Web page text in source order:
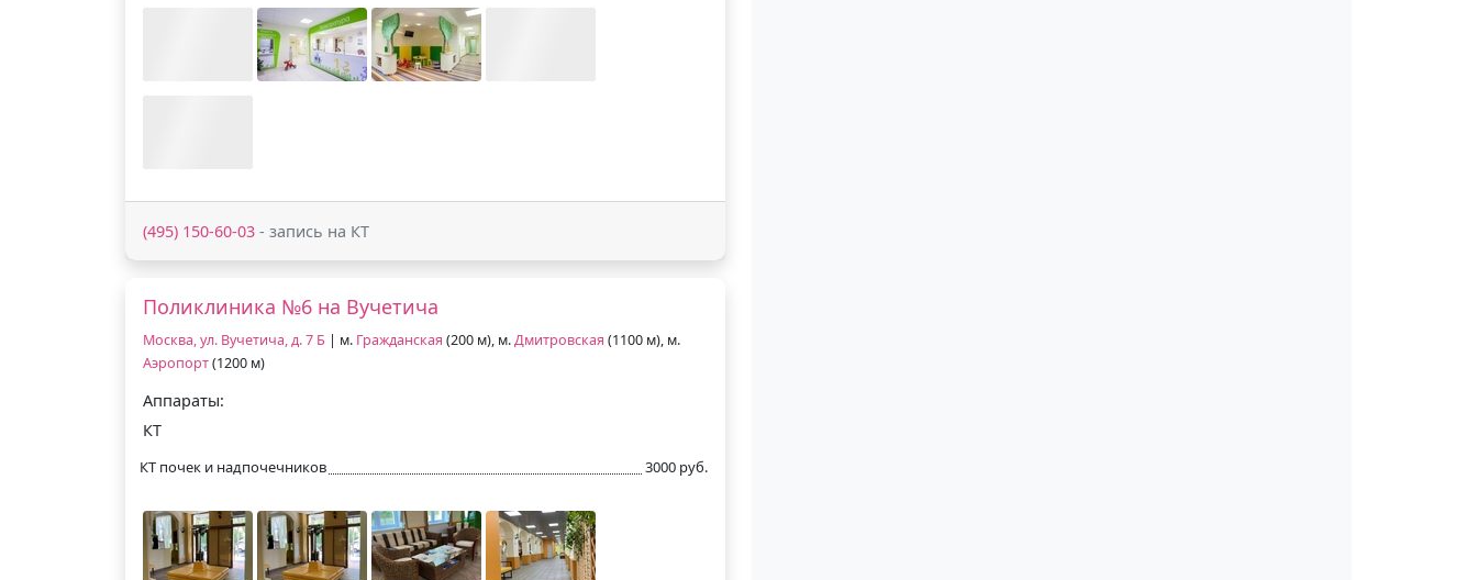
(495) 150-60-03 - запись на КТ
Поликлиника №6 на Вучетича
Москва, ул. Вучетича, д. 7 Б | м. Гражданская (200 м), м.Дмитровская (1100 м), м.
Аэропорт(1200 м)
Аппараты:
КТ
КТ почек и надпочечников 3000 руб.